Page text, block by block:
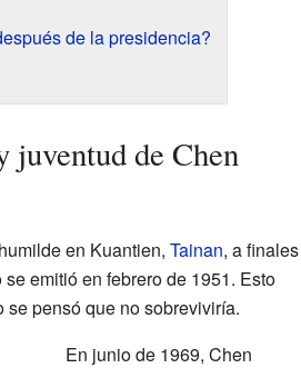
de la presidencia?
juventud de Chen
en Kuantien, Tainan, a finales
emitió en febrero de 1951. Esto
pensó que no sobreviviría.
En junio de 1969, Chen